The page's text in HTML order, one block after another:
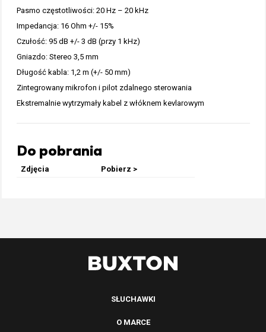
Pasmo częstotliwości: 20 Hz – 20 kHz
Impedancja: 16 Ohm +/- 15%
Czułość: 95 dB +/- 3 dB (przy 1 kHz)
Gniazdo: Stereo 3,5 mm
Długość kabla: 1,2 m (+/- 50 mm)
Zintegrowany mikrofon i pilot zdalnego sterowania
Ekstremalnie wytrzymały kabel z włóknem kevlarowym
Do pobrania
Zdjęcia Pobierz >
SŁUCHAWKI
O MARCE